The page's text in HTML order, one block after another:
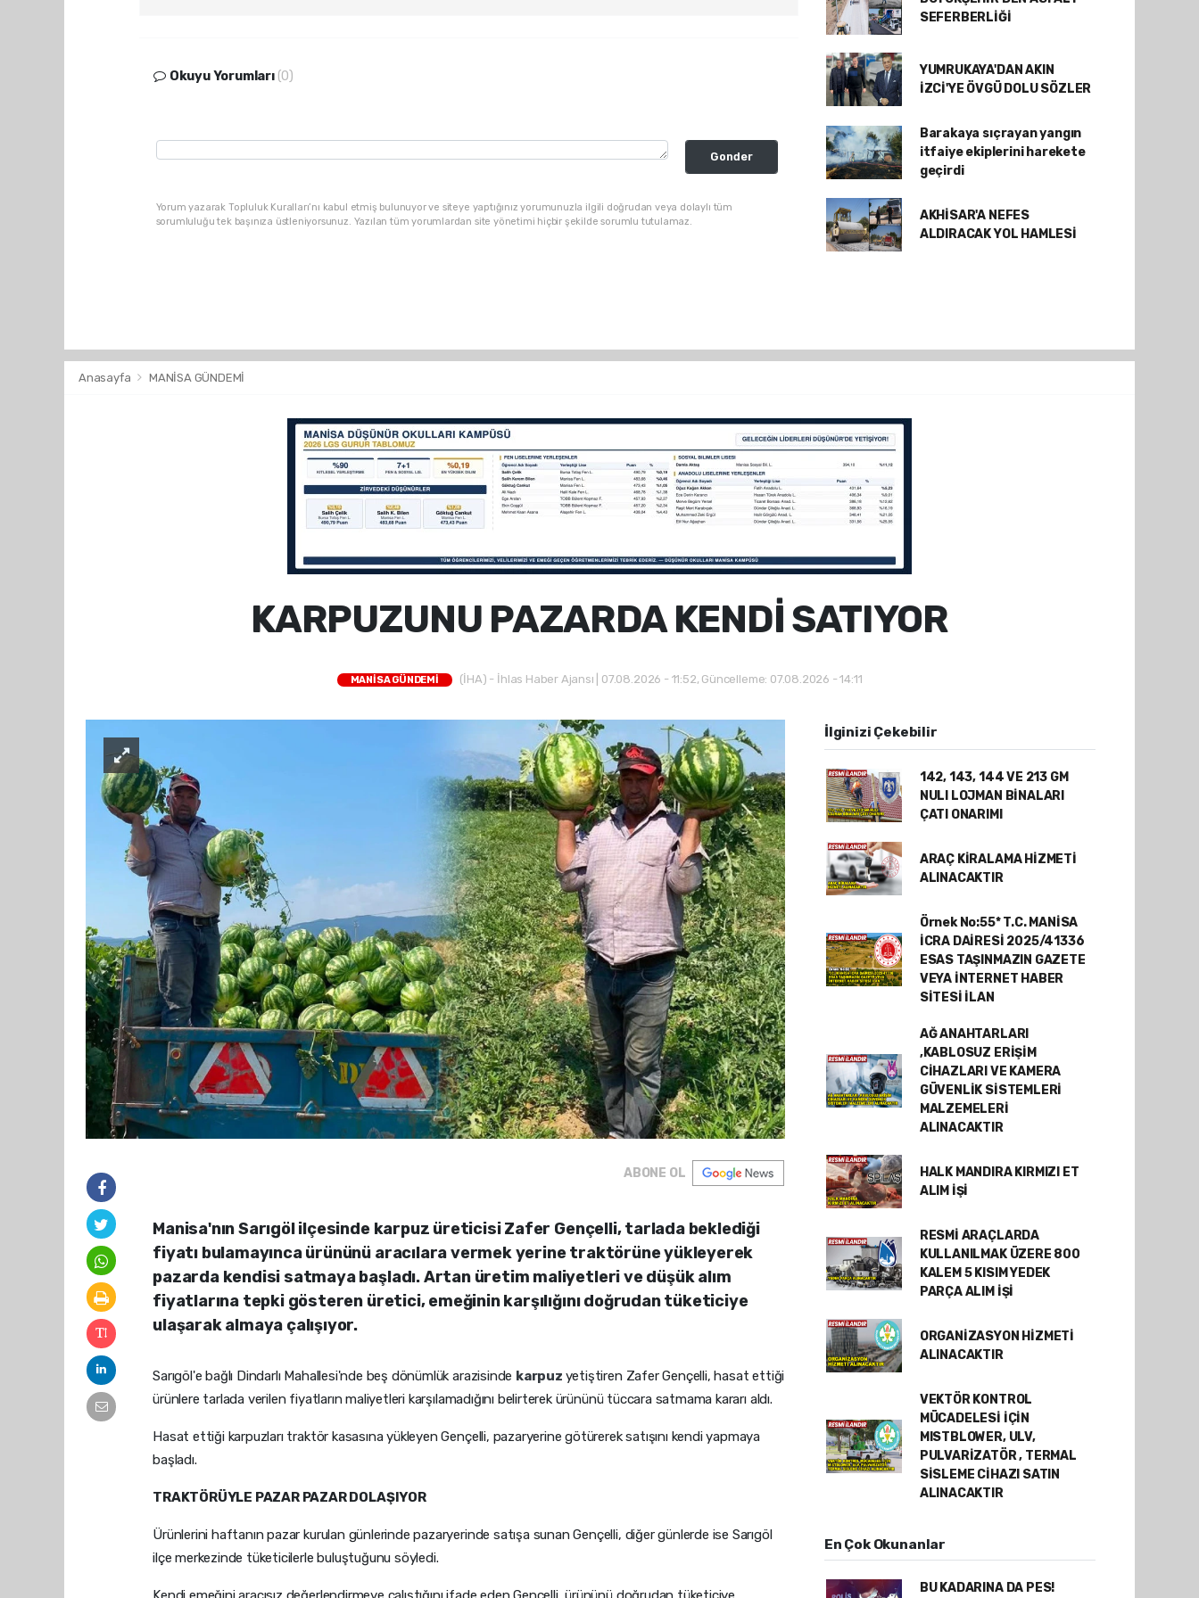
Okuyu Yorumları (0)
Gonder
Yorum yazarak Topluluk Kuralları’nı kabul etmiş bulunuyor ve siteye yaptığınız yorumunuzla ilgili doğrudan veya dolaylı tüm
sorumluluğu tek başınıza üstleniyorsunuz. Yazılan tüm yorumlardan site yönetimi hiçbir şekilde sorumlu tutulamaz.
SEFERBERLİĞİ
YUMRUKAYA'DAN AKIN
İZCİ'YE ÖVGÜ DOLU SÖZLER
Barakaya sıçrayan yangın
itfaiye ekiplerini harekete
geçirdi
AKHİSAR'A NEFES
ALDIRACAK YOL HAMLESİ
Anasayfa MANİSA GÜNDEMİ
KARPUZUNU PAZARDA KENDİ SATIYOR
MANİSA GÜNDEMİ (İHA) - İhlas Haber Ajansı | 07.08.2026 - 11:52, Güncelleme: 07.08.2026 - 14:11
ABONE OL
Manisa'nın Sarıgöl ilçesinde karpuz üreticisi Zafer Gençelli, tarlada beklediği
fiyatı bulamayınca ürününü aracılara vermek yerine traktörüne yükleyerek
pazarda kendisi satmaya başladı. Artan üretim maliyetleri ve düşük alım
fiyatlarına tepki gösteren üretici, emeğinin karşılığını doğrudan tüketiciye
ulaşarak almaya çalışıyor.
Sarıgöl'e bağlı Dindarlı Mahallesi'nde beş dönümlük arazisinde karpuz yetiştiren Zafer Gençelli, hasat ettiği
ürünlere tarlada verilen fiyatların maliyetleri karşılamadığını belirterek ürününü tüccara satmama kararı aldı.
Hasat ettiği karpuzları traktör kasasına yükleyen Gençelli, pazaryerine götürerek satışını kendi yapmaya
başladı.
TRAKTÖRÜYLE PAZAR PAZAR DOLAŞIYOR
Ürünlerini haftanın pazar kurulan günlerinde pazaryerinde satışa sunan Gençelli, diğer günlerde ise Sarıgöl
ilçe merkezinde tüketicilerle buluştuğunu söyledi.
İlginizi Çekebilir
142, 143, 144 VE 213 GM
NULI LOJMAN BİNALARI
ÇATI ONARIMI
ARAÇ KİRALAMA HİZMETİ
ALINACAKTIR
Örnek No:55* T.C. MANİSA
İCRA DAİRESİ 2025/41336
ESAS TAŞINMAZIN GAZETE
VEYA İNTERNET HABER
SİTESİ İLAN
AĞ ANAHTARLARI
,KABLOSUZ ERİŞİM
CİHAZLARI VE KAMERA
GÜVENLİK SİSTEMLERİ
MALZEMELERİ
ALINACAKTIR
HALK MANDIRA KIRMIZI ET
ALIM İŞİ
RESMİ ARAÇLARDA
KULLANILMAK ÜZERE 800
KALEM 5 KISIM YEDEK
PARÇA ALIM İŞİ
ORGANİZASYON HİZMETİ
ALINACAKTIR
VEKTÖR KONTROL
MÜCADELESİ İÇİN
MISTBLOWER, ULV,
PULVARİZATÖR , TERMAL
SİSLEME CİHAZI SATIN
ALINACAKTIR
En Çok Okunanlar
BU KADARINA DA PES!